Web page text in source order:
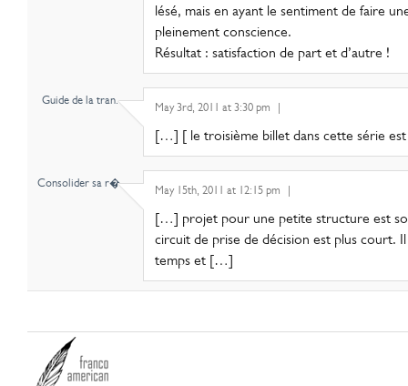
lésé, mais en ayant le sentiment de faire
pleinement conscience.
Résultat : satisfaction de part et d’autre !
Guide de la tran..
May 3rd, 2011 at 3:30 pm |
[…] [ le troisième billet dans cette série
Consolider sa r�..
May 15th, 2011 at 12:15 pm |
[…] projet pour une petite structure est
circuit de prise de décision est plus court.
temps et […]